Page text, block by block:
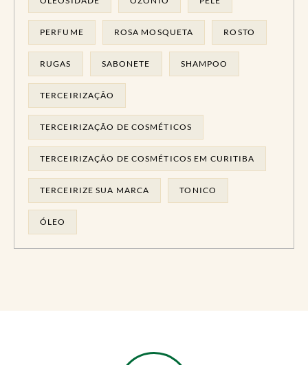
PERFUME ROSA MOSQUETA ROSTO
RUGAS SABONETE SHAMPOO
TERCEIRIZAÇÃO
TERCEIRIZAÇÃO DE COSMÉTICOS
TERCEIRIZAÇÃO DE COSMÉTICOS EM CURITIBA
TERCEIRIZE SUA MARCA TONICO
ÓLEO